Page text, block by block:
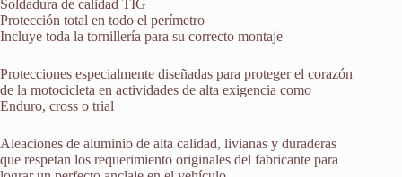
Soldadura de calidad TIG
Protección total en todo el perímetro
Incluye toda la tornillería para su correcto montaje
Protecciones especialmente diseñadas para proteger el corazón
de la motocicleta en actividades de alta exigencia como
Enduro, cross o trial
Aleaciones de aluminio de alta calidad, livianas y duraderas
que respetan los requerimiento originales del fabricante para